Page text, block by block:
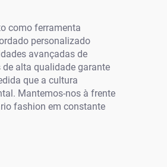
como ferramenta
personalizado
avançadas de
alta qualidade garante
que a cultura
Mantemos-nos à frente
fashion em constante